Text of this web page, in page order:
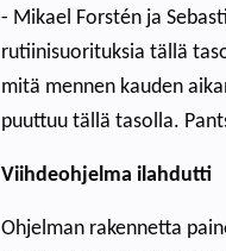
- Mikael Forstén ja
rutiinisuorituksia tällä
mitä mennen kauden
puuttuu tällä tasolla.
Viihdeohjelma ilahdutti
Ohjelman rakennetta